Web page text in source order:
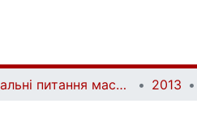
Актуальні питання масової комунікації | Current Issues of Mass Communication 2013